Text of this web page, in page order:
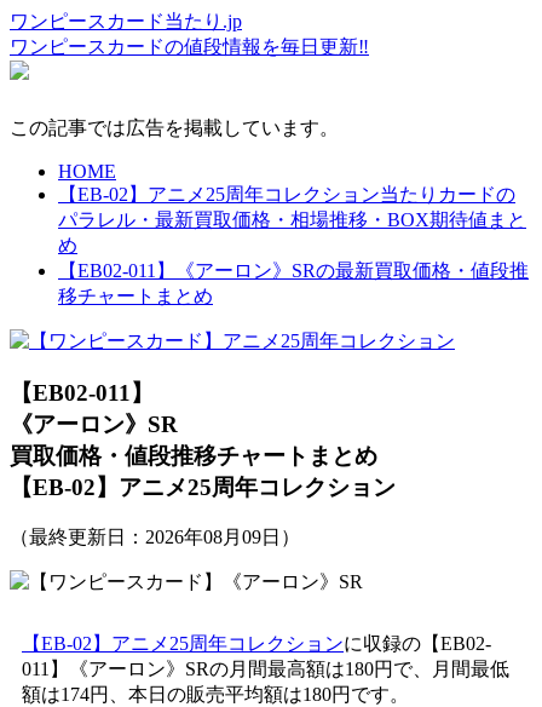
ワンピースカード当たり.jp
ワンピースカードの値段情報を毎日更新‼
この記事では広告を掲載しています。
HOME
【EB-02】アニメ25周年コレクション当たりカードの
パラレル・最新買取価格・相場推移・BOX期待値まと
め
【EB02-011】《アーロン》SRの最新買取価格・値段推
移チャートまとめ
【EB02-011】
《アーロン》SR
買取価格・値段推移チャートまとめ
【EB-02】アニメ25周年コレクション
（最終更新日： 2026年08月09日 ）
【EB-02】アニメ25周年コレクションに収録の【EB02-
011】《アーロン》SRの月間最高額は180円で、月間最低
額は174円、本日の販売平均額は180円です。